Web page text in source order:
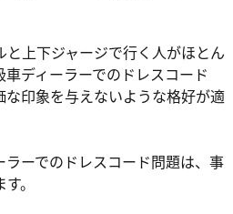
上下ジャージで行く人がほとん
ディーラーでのドレスコード
印象を与えないような格好が適
ーでのドレスコード問題は、事
。